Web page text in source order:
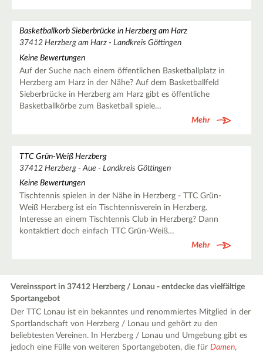
Basketballkorb Sieberbrücke in Herzberg am Harz
37412 Herzberg am Harz - Landkreis Göttingen
Keine Bewertungen
Auf der Suche nach einem öffentlichen Basketballplatz in
Herzberg am Harz in der Nähe? Auf dem Basketballfeld
Sieberbrücke in Herzberg am Harz gibt es öffentliche
Basketballkörbe zum Basketball spiele…
Mehr
TTC Grün-Weiß Herzberg
37412 Herzberg - Aue - Landkreis Göttingen
Keine Bewertungen
Tischtennis spielen in der Nähe in Herzberg - TTC Grün-
Weiß Herzberg ist ein Tischtennisverein in Herzberg.
Interesse an einem Tischtennis Club in Herzberg? Dann
kontaktiert doch einfach TTC Grün-Weiß…
Mehr
Vereinssport in 37412 Herzberg / Lonau - entdecke das vielfältige
Sportangebot
Der TTC Lonau ist ein bekanntes und renommiertes Mitglied in der
Sportlandschaft von Herzberg / Lonau und gehört zu den
beliebtesten Vereinen. In Herzberg / Lonau und Umgebung gibt es
jedoch eine Fülle von weiteren Sportangeboten, die fürDamen,